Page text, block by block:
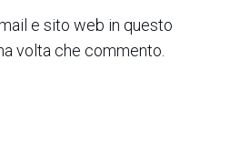
e sito web in questo
volta che commento.